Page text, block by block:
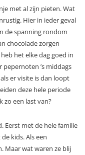
met al zijn pieten. Wat
Hier in ieder geval
de spanning rondom
chocolade zorgen
het elke dag goed in
’s middags
er visite is dan loopt
deze hele periode
zo een last van?
Eerst met de hele familie
kids. Als een
Maar wat waren ze blij